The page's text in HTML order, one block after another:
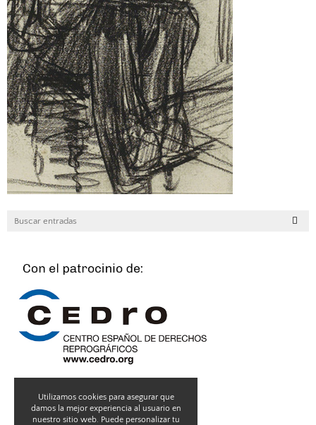
Utilizamos cookies para asegurar que
damos la mejor experiencia al usuario en
nuestro sitio web. Puede personalizar tu